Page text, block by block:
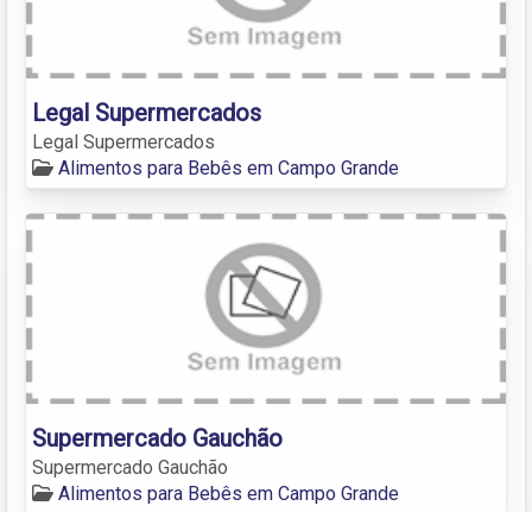
Legal Supermercados
Legal Supermercados
Alimentos para Bebês em Campo Grande
Supermercado Gauchão
Supermercado Gauchão
Alimentos para Bebês em Campo Grande